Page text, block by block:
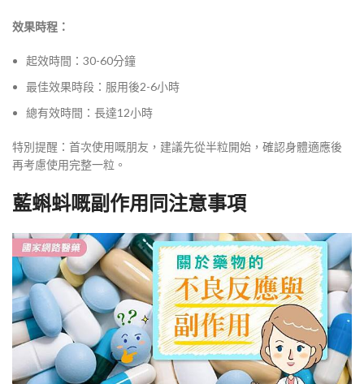
效果時程：
起效時間：30-60分鐘
最佳效果時段：服用後2-6小時
總有效時間：長達12小時
特別提醒：首次使用嘅朋友，建議先從半粒開始，確認身體適應後
再考慮使用完整一粒。
藍蝌蚪嘅副作用同注意事項